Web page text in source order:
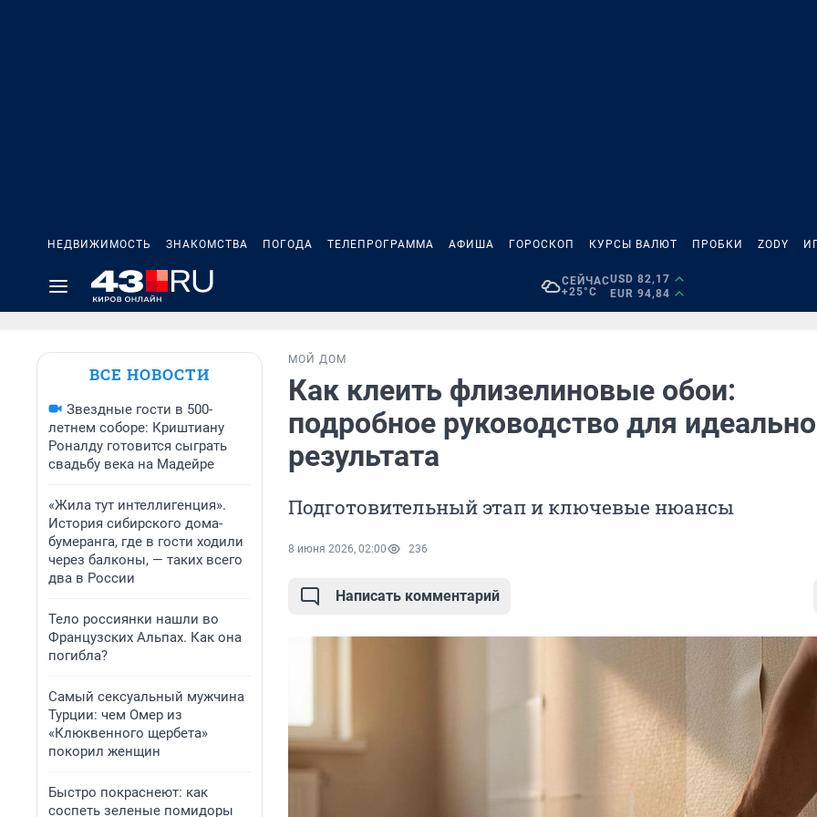
НЕДВИЖИМОСТЬ ЗНАКОМСТВА ПОГОДА ТЕЛЕПРОГРАММА АФИША ГОРОСКОП КУРСЫ ВАЛЮТ ПРОБКИ ZODY
СЕЙЧАС
+25°C
USD 82,17
EUR 94,84
ВСЕ НОВОСТИ
Звездные гости в 500-
летнем соборе: Криштиану
Роналду готовится сыграть
свадьбу века на Мадейре
«Жила тут интеллигенция».
История сибирского дома-
бумеранга, где в гости ходили
через балконы, — таких всего
два в России
Тело россиянки нашли во
Французских Альпах. Как она
погибла?
Самый сексуальный мужчина
Турции: чем Омер из
«Клюквенного щербета»
покорил женщин
Быстро покраснеют: как
соспеть зеленые помидоры
МОЙ ДОМ
Как клеить флизелиновые обои:
подробное руководство для
результата
Подготовительный этап и ключевые нюансы
8 июня 2026, 02:00 236
Написать комментарий